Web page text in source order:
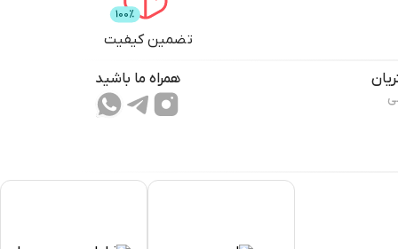
تضمین کیفیت
همراه ما باشید